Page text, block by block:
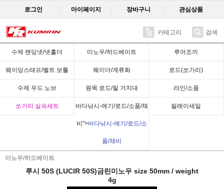
로그인 마이페이지 장바구니 관심상품
카테고리 검색
수제 랜딩넷/넷홀더 미노우/하드베이트 루어조끼
웨이딩스태프/벨트 보틀 웨이더/계류화 로드(쏘가리)
수제 우드 노브 원목 로드/릴 거치대 라인/소품
쏘가리 실속세트 바다낚시-에기/로드/소품/채
비">바다낚시-에기/로드/소
품/채비
릴레이세일
미노우/하드베이트
Recent
루시 50S (LUCIR 50S)금린미노우 size 50mm / weight
4g